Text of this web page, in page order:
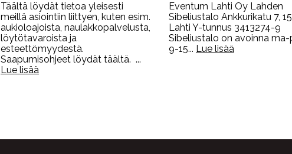
Täältä löydät tietoa yleisesti
meillä asiointiin liittyen, kuten esim.
aukioloajoista, naulakkopalvelusta,
löytötavaroista ja
esteettömyydestä.
Saapumisohjeet löydät täältä. ...
Lue lisää
Eventum Lahti Oy Lahden
Sibeliustalo Ankkurikatu 7,
Lahti Y-tunnus 3413274-9
Sibeliustalo on avoinna ma-
9-15... Lue lisää